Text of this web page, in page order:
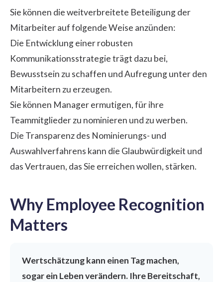
Sie können die weitverbreitete Beteiligung der
Mitarbeiter auf folgende Weise anzünden:
Die Entwicklung einer robusten
Kommunikationsstrategie trägt dazu bei,
Bewusstsein zu schaffen und Aufregung unter den
Mitarbeitern zu erzeugen.
Sie können Manager ermutigen, für ihre
Teammitglieder zu nominieren und zu werben.
Die Transparenz des Nominierungs- und
Auswahlverfahrens kann die Glaubwürdigkeit und
das Vertrauen, das Sie erreichen wollen, stärken.
Why Employee Recognition
Matters
Wertschätzung kann einen Tag machen,
sogar ein Leben verändern. Ihre Bereitschaft,